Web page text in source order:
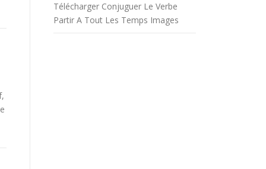
Télécharger Conjuguer Le Verbe
Partir A Tout Les Temps Images